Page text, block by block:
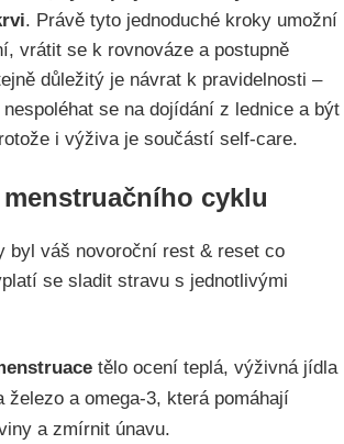
. Právě tyto jednoduché kroky umožní
vrátit se k rovnováze a postupně
důležitý je návrat k pravidelnosti –
se na dojídání z lednice a být
i výživa je součástí self-care.
cyklu
byl váš novoroční rest & reset co
se sladit stravu s jednotlivými
tělo ocení teplá, výživná jídla
železo a omega-3, která pomáhají
a zmírnit únavu.